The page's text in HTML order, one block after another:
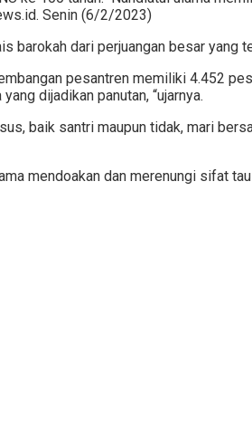
Senin (6/2/2023)
barokah dari perjuangan besar yang
pesantren memiliki 4.452
dijadikan panutan, “ujarnya.
baik santri maupun tidak, mari
mendoakan dan merenungi sifat